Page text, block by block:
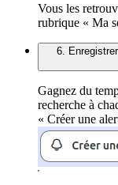
Vous les
rubrique « Ma
6.
Gagnez du
recherche à
« Créer une